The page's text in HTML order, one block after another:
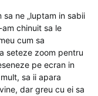
sa ne „luptam in sabii
am chinuit sa le
cum sa
seteze zoom pentru
pe ecran in
sa ii apara
dar greu cu ei sa